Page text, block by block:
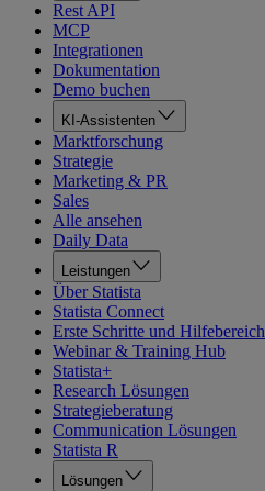
Rest API
MCP
Integrationen
Dokumentation
Demo buchen
KI-Assistenten
Marktforschung
Strategie
Marketing & PR
Sales
Alle ansehen
Daily Data
Leistungen
Über Statista
Statista Connect
Erste Schritte und Hilfebereich
Webinar & Training Hub
Statista+
Research Lösungen
Strategieberatung
Communication Lösungen
Statista R
Lösungen